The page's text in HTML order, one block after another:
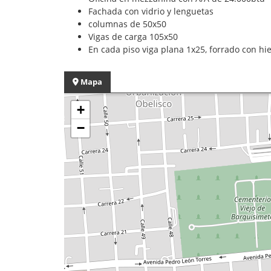
Fachada con vidrio y lenguetas
columnas de 50x50
Vigas de carga 105x50
En cada piso viga plana 1x25, forrado con
Mapa
+
−